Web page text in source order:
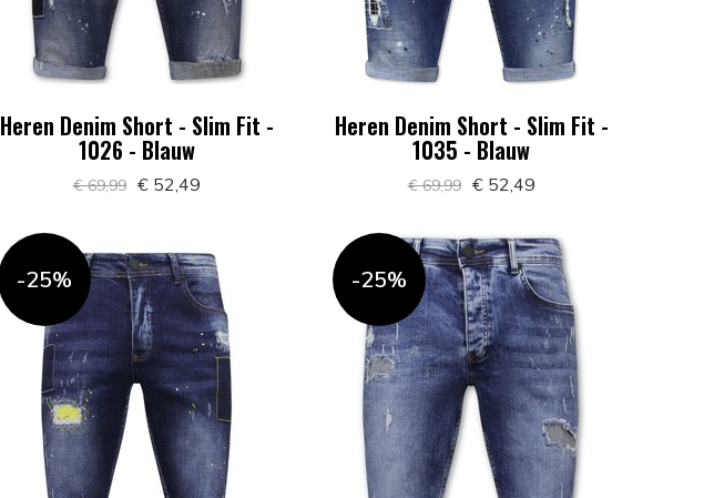
Heren Denim Short - Slim Fit -
1026 - Blauw
€ 69,99 € 52,49
Heren Denim Short - Slim Fit -
1035 - Blauw
€ 69,99 € 52,49
-25% -25%